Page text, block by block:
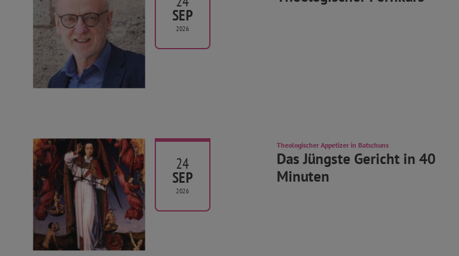
SEP
2026
24
SEP
2026
Theologischer Appetizer in Batschuns
Das Jüngste Gericht in 40
Minuten